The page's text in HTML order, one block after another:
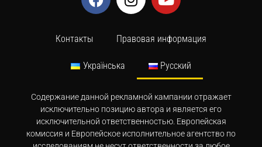
Контакты Правовая информация
Українська Русский
Содержание данной рекламной кампании отражает
исключительно позицию автора и является его
исключительной ответственностью. Европейская
комиссия и Европейское исполнительное агентство по